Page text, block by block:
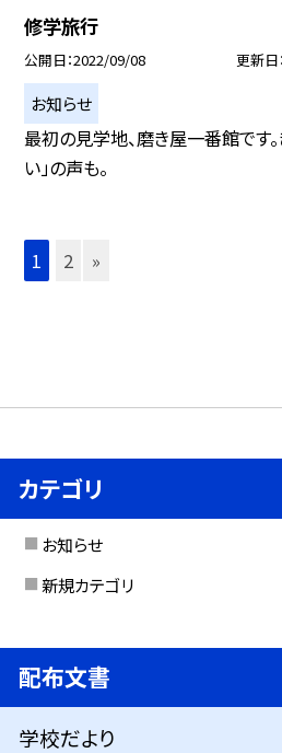
修学旅行
公開日 2022/09/08 更新日
お知らせ
最初の見学地、磨き屋一番館です
い」の声も。
1 2 »
カテゴリ
お知らせ
新規カテゴリ
配布文書
学校だより